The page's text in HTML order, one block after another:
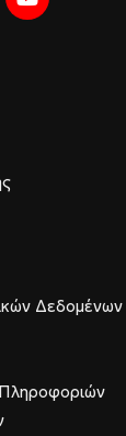
Δεδομένων